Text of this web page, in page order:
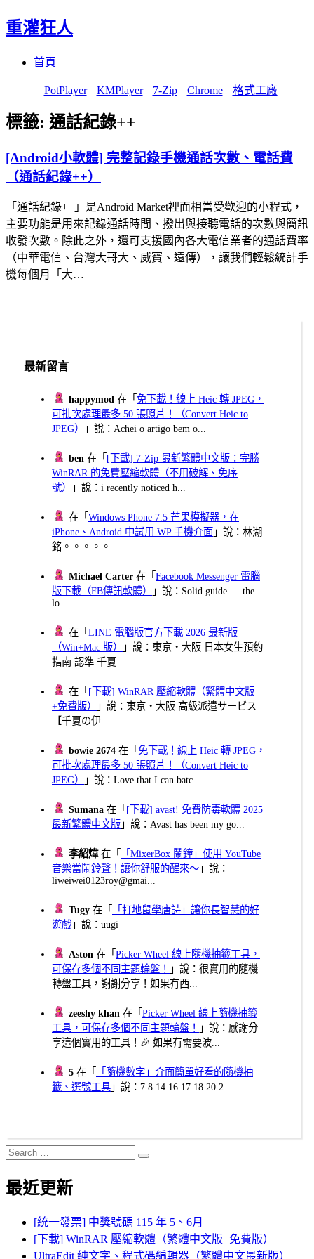
重灌狂人
首頁
PotPlayer KMPlayer 7-Zip Chrome 格式工廠
標籤: 通話紀錄++
[Android小軟體] 完整記錄手機通話次數、電話費
（通話紀錄++）
「通話紀錄++」是Android Market裡面相當受歡迎的小程式，
主要功能是用來記錄通話時間、撥出與接聽電話的次數與簡訊
收發次數。除此之外，還可支援國內各大電信業者的通話費率
（中華電信、台灣大哥大、威寶、遠傳），讓我們輕鬆統計手
機每個月「大…
最新留言
happymod 在「免下載！線上 Heic 轉 JPEG，
可批次處理最多 50 張照片！（Convert Heic to
JPEG）
」說：Achei o artigo bem o...
ben 在「 [下載] 7-Zip 最新繁體中文版：完勝
WinRAR 的免費壓縮軟體（不用破解、免序
號）
」說：i recently noticed h...
在「Windows Phone 7.5 芒果模擬器，在
iPhone、Android 中試用 WP 手機介面 」說：林湖
銘。。。。。
Michael Carter 在「Facebook Messenger 電腦
版下載（FB傳訊軟體）
」說：Solid guide — the
lo...
在「LINE 電腦版官方下載 2026 最新版
（Win+Mac 版）
」說：東京・大阪 日本女生預約
指南 認準 千夏...
在「 [下載] WinRAR 壓縮軟體（繁體中文版
+免費版）
」說：東京・大阪 高級派遣サービス
【千夏の伊...
bowie 2674 在「免下載！線上 Heic 轉 JPEG，
可批次處理最多 50 張照片！（Convert Heic to
JPEG）
」說：Love that I can batc...
Sumana 在「 [下載] avast! 免費防毒軟體 2025
最新繁體中文版 」說：Avast has been my go...
李紹煒在「
「MixerBox 鬧鐘」使用 YouTube
音樂當鬧鈴聲！讓你舒服的醒來～ 」說：
liweiwei0123roy@gmai...
Tugy 在「
「打地鼠學唐詩」讓你長智慧的好
遊戲 」說：uugi
Aston 在「Picker Wheel 線上隨機抽籤工具，
可保存多個不同主題輪盤！
」說：很實用的隨機
轉盤工具，謝謝分享！如果有西...
zeeshy khan 在「Picker Wheel 線上隨機抽籤
工具，可保存多個不同主題輪盤！
」說：感謝分
享這個實用的工具！🎉 如果有需要波...
5 在「
「隨機數字」介面簡單好看的隨機抽
籤、選號工具 」說：7 8 14 16 17 18 20 2...
Search
for:
Search
最近更新
[統一發票] 中獎號碼 115 年 5、6月
[下載] WinRAR 壓縮軟體（繁體中文版+免費版）
UltraEdit 純文字、程式碼編輯器（繁體中文最新版）